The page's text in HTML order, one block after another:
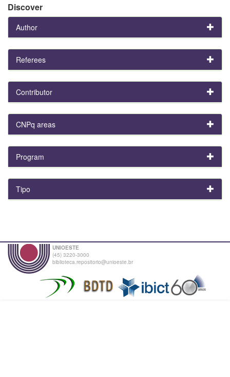
Discover
Author
Referees
Contributor
CNPq areas
Program
Tipo
UNIOESTE
(45) 3220-3000
biblioteca.repositorio@unioeste.br